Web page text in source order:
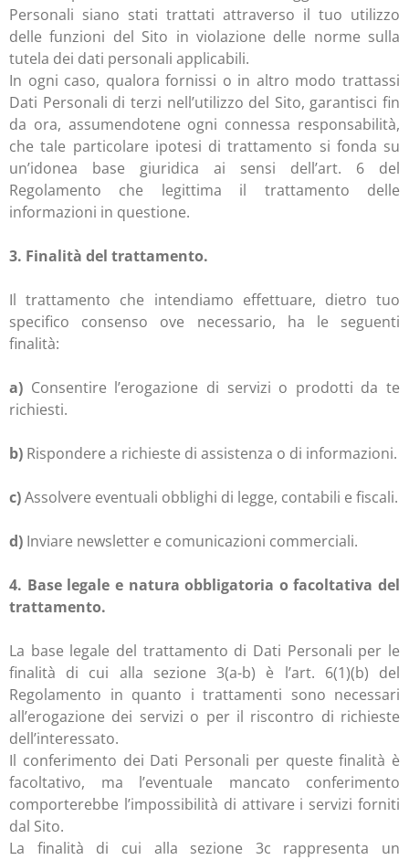
Personali siano stati trattati attraverso il tuo utilizzo
delle funzioni del Sito in violazione delle norme sulla
tutela dei dati personali applicabili.
In ogni caso, qualora fornissi o in altro modo trattassi
Dati Personali di terzi nell’utilizzo del Sito, garantisci fin
da ora, assumendotene ogni connessa responsabilità,
che tale particolare ipotesi di trattamento si fonda su
un’idonea base giuridica ai sensi dell’art. 6 del
Regolamento che legittima il trattamento delle
informazioni in questione.
3. Finalità del trattamento.
Il trattamento che intendiamo effettuare, dietro tuo
specifico consenso ove necessario, ha le seguenti
finalità:
a) Consentire l’erogazione di servizi o prodotti da te
richiesti.
b) Rispondere a richieste di assistenza o di informazioni.
c)Assolvere eventuali obblighi di legge, contabili e fiscali.
d) Inviare newsletter e comunicazioni commerciali.
4. Base legale e natura obbligatoria o facoltativa del
trattamento.
La base legale del trattamento di Dati Personali per le
finalità di cui alla sezione 3(a-b) è l’art. 6(1)(b) del
Regolamento in quanto i trattamenti sono necessari
all’erogazione dei servizi o per il riscontro di richieste
dell’interessato.
Il conferimento dei Dati Personali per queste finalità è
facoltativo, ma l’eventuale mancato conferimento
comporterebbe l’impossibilità di attivare i servizi forniti
dal Sito.
La finalità di cui alla sezione 3c rappresenta un